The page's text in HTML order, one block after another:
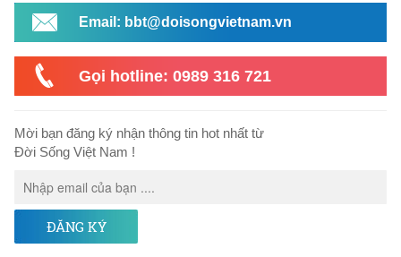
Email: bbt@doisongvietnam.vn
Gọi hotline: 0989 316 721
Mời bạn đăng ký nhận thông tin hot nhất từ
Đời Sống Việt Nam !
ĐĂNG KÝ